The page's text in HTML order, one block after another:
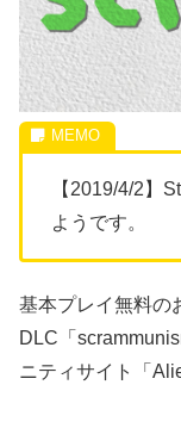
【2019/4/2】
ようです。
基本プレイ無料の
DLC「
ニティサイト「